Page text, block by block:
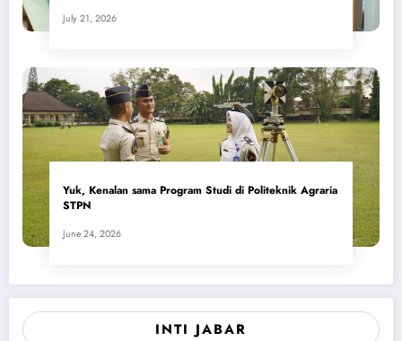
July 21, 2026
Yuk, Kenalan sama Program Studi di Politeknik Agraria
STPN
June 24, 2026
INTI JABAR